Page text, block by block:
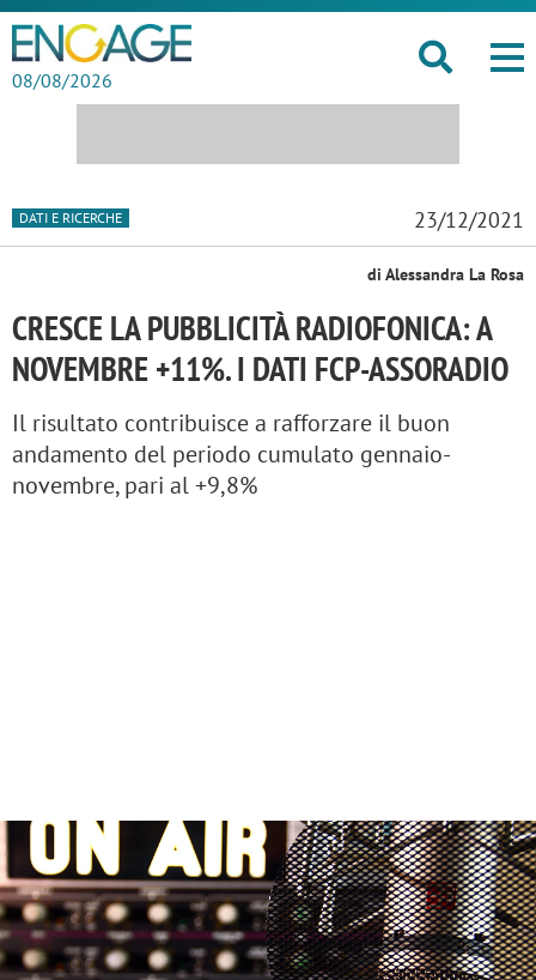
08/08/2026
DATI E RICERCHE 23/12/2021
di Alessandra La Rosa
CRESCE LA PUBBLICITÀ RADIOFONICA: A
NOVEMBRE +11%. I DATI FCP-ASSORADIO
Il risultato contribuisce a rafforzare il buon
andamento del periodo cumulato gennaio-
novembre, pari al +9,8%